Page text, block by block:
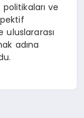
politikaları ve
uluslararası
adına